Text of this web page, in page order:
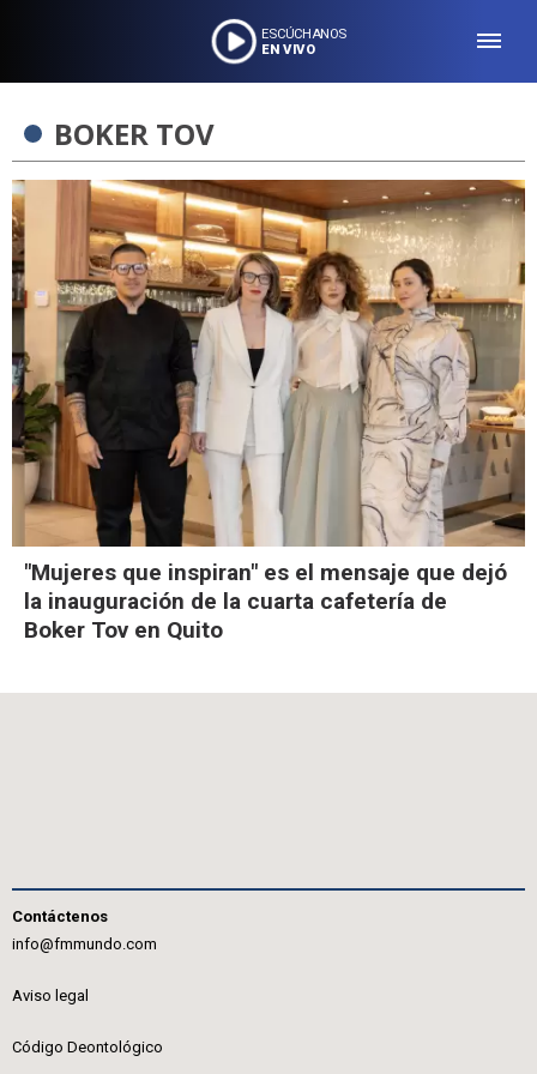
ESCÚCHANOS
EN VIVO
BOKER TOV
"Mujeres que inspiran" es el mensaje que dejó
la inauguración de la cuarta cafetería de
Boker Tov en Quito
Contáctenos
info@fmmundo.com
Aviso legal
Código Deontológico